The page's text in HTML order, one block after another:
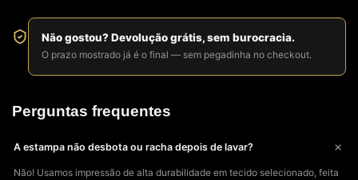
Não gostou? Devolução grátis, sem burocracia.
O prazo mostrado já é o final — sem pegadinha no checkout.
Perguntas frequentes
A estampa não desbota ou racha depois de lavar?
Não! Usamos impressão de alta durabilidade em tecido selecionado, feita